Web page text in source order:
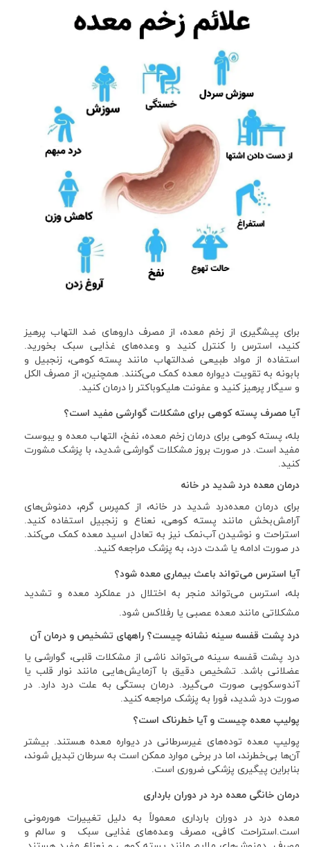
برای پیشگیری از زخم معده، از مصرف داروهای ضد التهاب پرهیز
کنید، استرس را کنترل کنید و وعده‌های غذایی سبک بخورید.
استفاده از مواد طبیعی ضدالتهاب مانند پسته کوهی، زنجبیل و
بابونه به تقویت دیواره معده کمک می‌کنند. همچنین، از مصرف الکل
و سیگار پرهیز کنید و عفونت هلیکوباکتر را درمان کنید.
آیا مصرف پسته کوهی برای مشکلات گوارشی مفید است؟
بله، پسته کوهی برای درمان زخم معده، نفخ، التهاب معده و یبوست
مفید است. در صورت بروز مشکلات گوارشی شدید، با پزشک مشورت
کنید.
درمان معده‌ درد شدید در خانه
برای درمان معده‌درد شدید در خانه، از کمپرس گرم، دمنوش‌های
آرامش‌بخش مانند پسته کوهی، نعناع و زنجبیل استفاده کنید.
استراحت و نوشیدن آب‌نمک نیز به تعادل اسید معده کمک می‌کند.
در صورت ادامه یا شدت درد، به پزشک مراجعه کنید.
آیا استرس می‌تواند باعث بیماری معده شود؟
بله، استرس می‌تواند منجر به اختلال در عملکرد معده و تشدید
مشکلاتی مانند معده عصبی یا رفلاکس شود.
درد پشت قفسه سینه نشانه چیست؟ راههای تشخیص و درمان آن
درد پشت قفسه سینه می‌تواند ناشی از مشکلات قلبی، گوارشی یا
عضلانی باشد. تشخیص دقیق با آزمایش‌هایی مانند نوار قلب یا
آندوسکوپی صورت می‌گیرد. درمان بستگی به علت درد دارد. در
صورت درد شدید، فورا به پزشک مراجعه کنید.
پولیپ معده چیست و آیا خطرناک است؟
پولیپ معده توده‌های غیرسرطانی در دیواره معده هستند. بیشتر
آن‌ها بی‌خطرند، اما در برخی موارد ممکن است به سرطان تبدیل شوند،
بنابراین پیگیری پزشکی ضروری است.
درمان خانگی معده ‌درد در دوران بارداری
معده ‌درد در دوران بارداری معمولاً به دلیل تغییرات هورمونی
است.استراحت کافی، مصرف وعده‌های غذایی سبک و سالم و